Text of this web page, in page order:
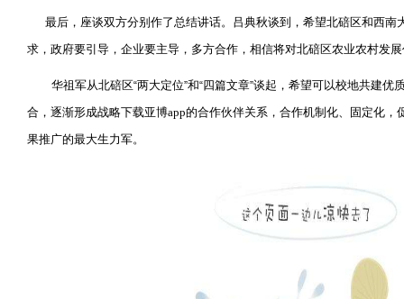
最后，座谈双方分别作了总结讲话。吕典秋谈到，希望北碚区和西
求，政府要引导，企业要主导，多方合作，相信将对北碚区农业农村发
华祖军从北碚区“两大定位”和“四篇文章”谈起，希望可以校地共建优
合，逐渐形成战略下载亚博app的合作伙伴关系，合作机制化、固定化
果推广的最大生力军。